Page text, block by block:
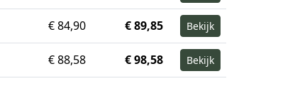
€ 84,90 € 89,85 Bekijk
€ 88,58 € 98,58 Bekijk